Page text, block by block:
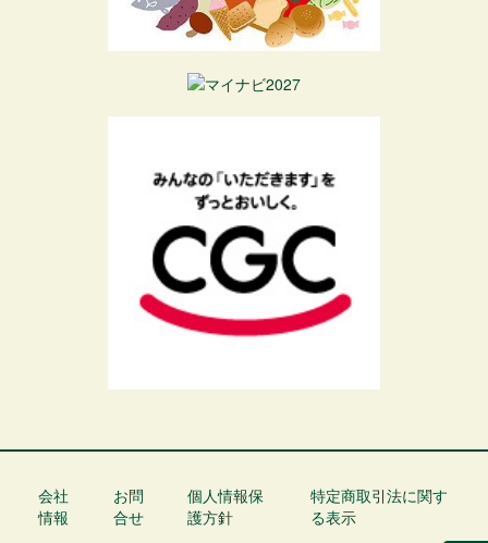
フ
ッ
会社
情報
お問
合せ
個人情報保
護方針
特定商取引法に関す
る表示